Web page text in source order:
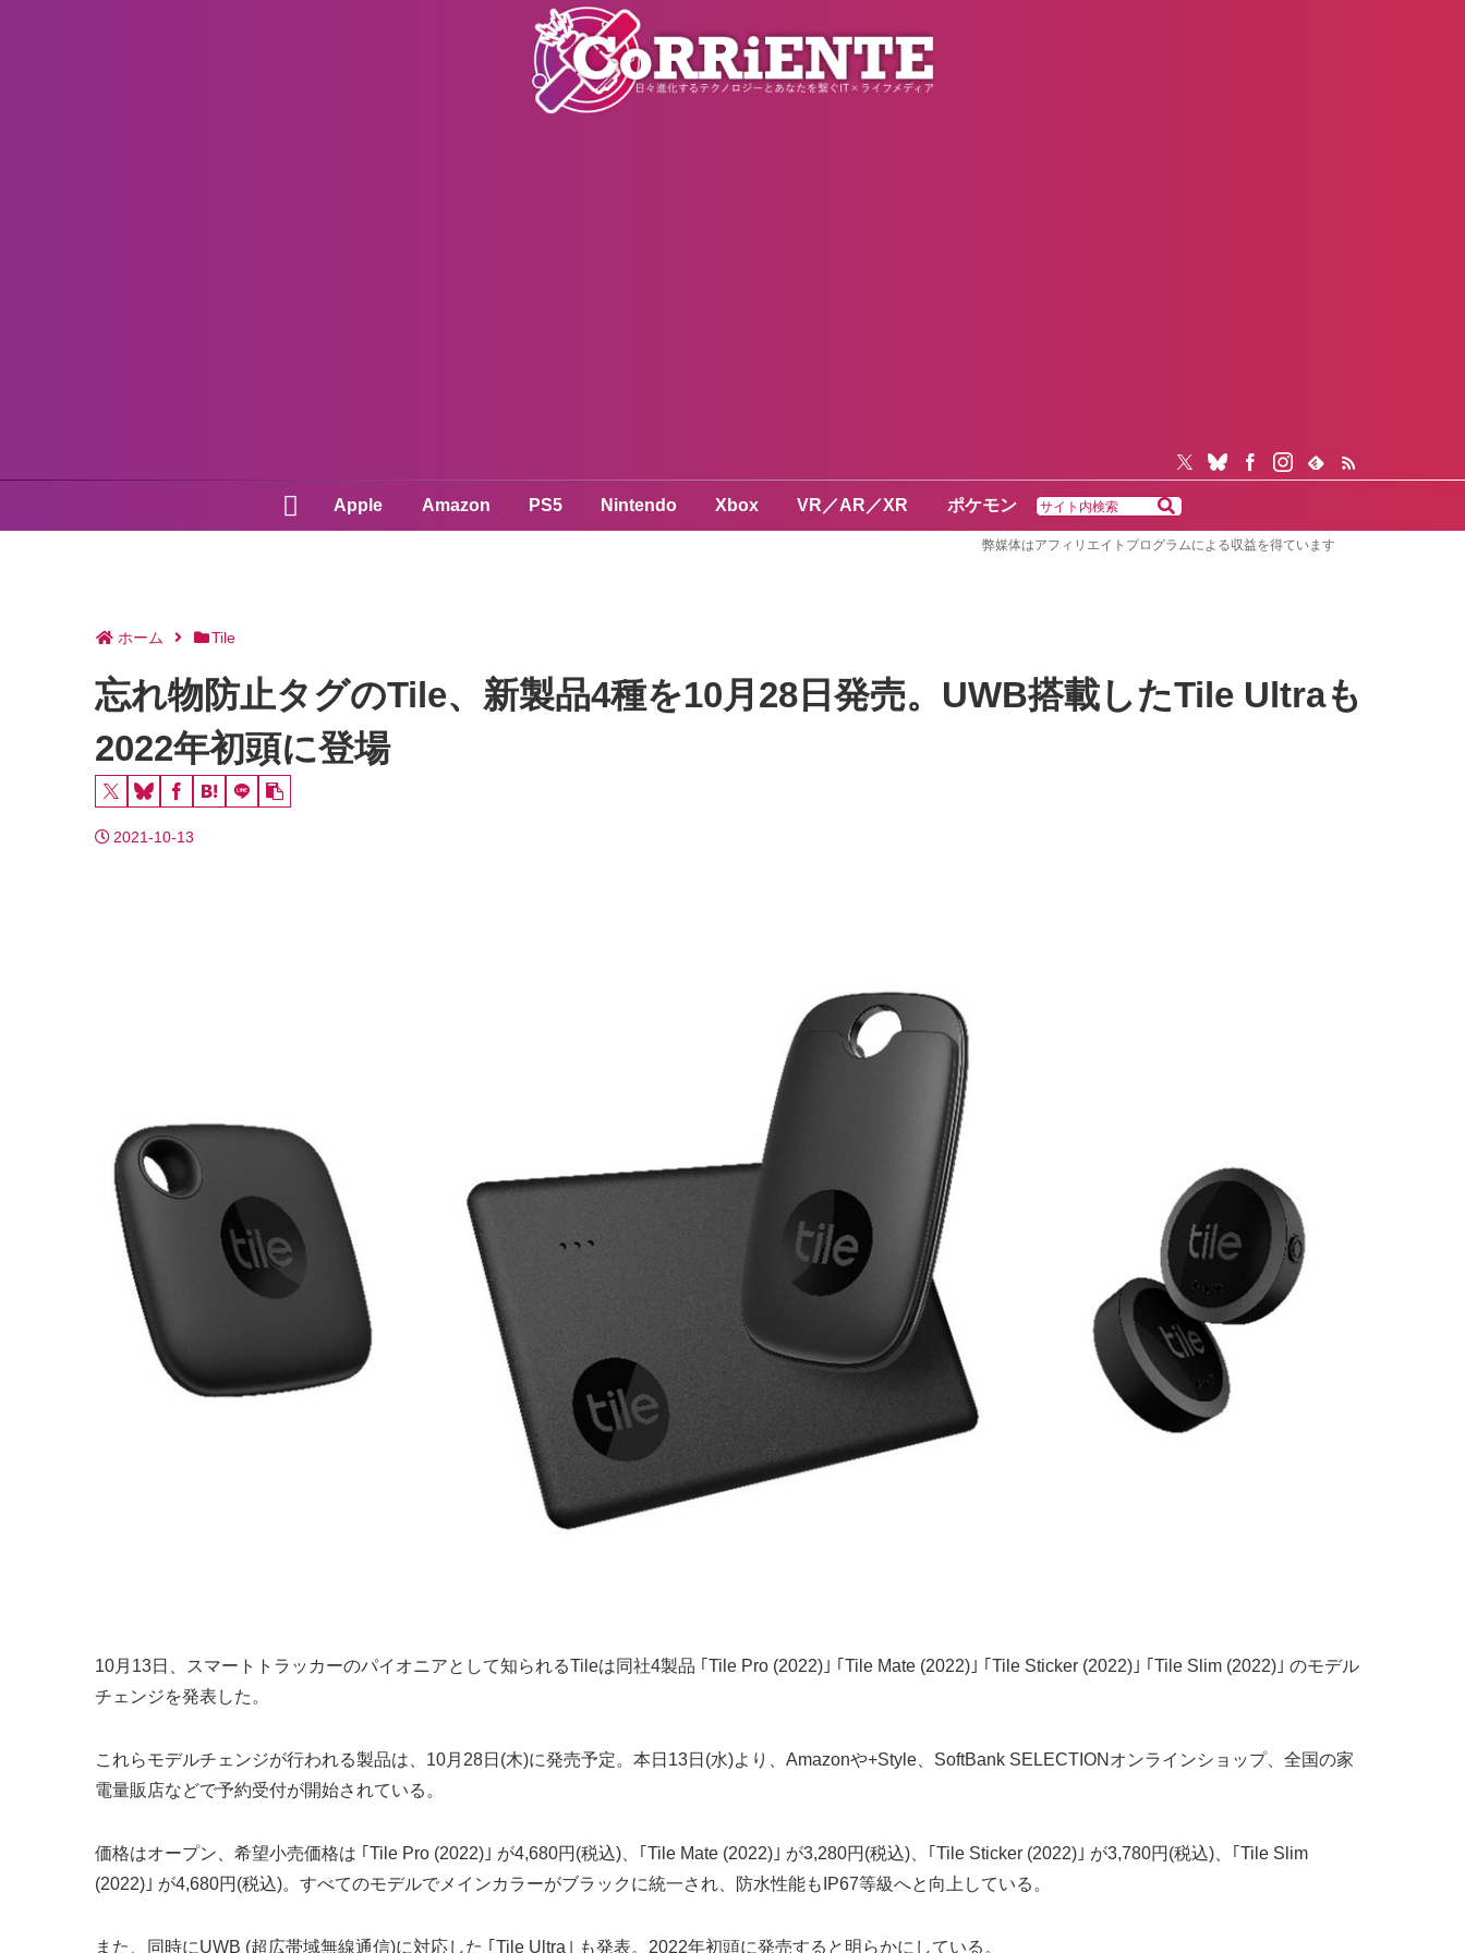
Apple Amazon PS5 Nintendo Xbox VR／AR／XR ポケモン
弊媒体はアフィリエイトプログラムによる収益を得ています
ホーム Tile
忘れ物防止タグのTile、新製品4種を10月28日発売。UWB搭載したTile Ultraも
2022年初頭に登場
2021-10-13
10月13日、スマートトラッカーのパイオニアとして知られるTileは同社4製品 ｢Tile Pro (2022)｣ ｢Tile Mate (2022)｣ ｢Tile Sticker (2022)｣ ｢Tile Slim (2022)｣ のモデル
チェンジを発表した。
これらモデルチェンジが行われる製品は、10月28日(木)に発売予定。本日13日(水)より、Amazonや+Style、SoftBank SELECTIONオンラインショップ、全国の家
電量販店などで予約受付が開始されている。
価格はオープン、希望小売価格は ｢Tile Pro (2022)｣ が4,680円(税込)、｢Tile Mate (2022)｣ が3,280円(税込)、｢Tile Sticker (2022)｣ が3,780円(税込)、｢Tile Slim
(2022)｣ が4,680円(税込)。すべてのモデルでメインカラーがブラックに統一され、防水性能もIP67等級へと向上している。
また、同時にUWB (超広帯域無線通信)に対応した ｢Tile Ultra｣ も発表。2022年初頭に発売すると明らかにしている。